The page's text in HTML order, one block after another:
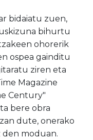
bidaiatu zuen,
bihurtu
ohorerik
ospea gainditu
ziren eta
Magazine
Century"
bere obra
dute, onerako
den moduan.